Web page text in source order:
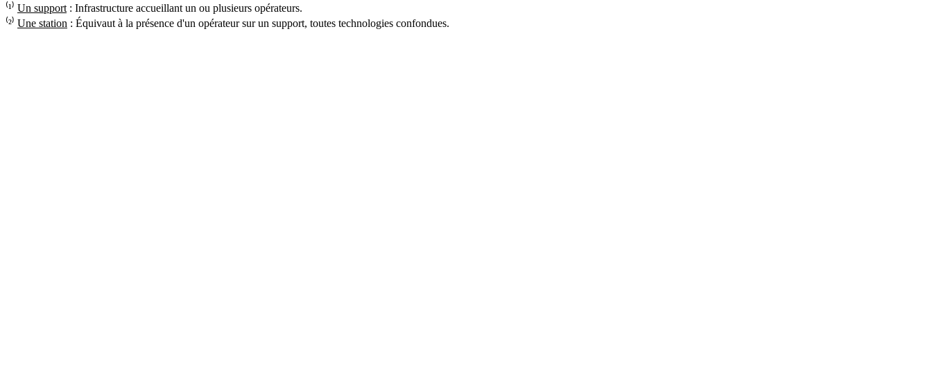
⁽¹⁾ Un support : Infrastructure accueillant un ou plusieurs opérateurs.
⁽²⁾ Une station : Équivaut à la présence d'un opérateur sur un support, toutes technologies confondues.